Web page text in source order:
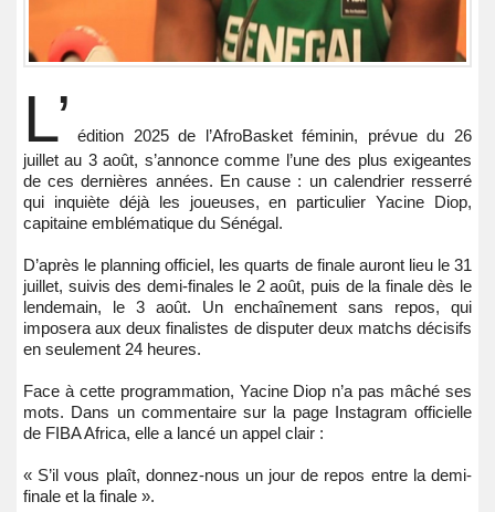
L’ édition 2025 de l’AfroBasket féminin, prévue du 26
juillet au 3 août, s’annonce comme l’une des plus exigeantes
de ces dernières années. En cause : un calendrier resserré
qui inquiète déjà les joueuses, en particulier Yacine Diop,
capitaine emblématique du Sénégal.
D’après le planning officiel, les quarts de finale auront lieu le 31
juillet, suivis des demi-finales le 2 août, puis de la finale dès le
lendemain, le 3 août. Un enchaînement sans repos, qui
imposera aux deux finalistes de disputer deux matchs décisifs
en seulement 24 heures.
Face à cette programmation, Yacine Diop n’a pas mâché ses
mots. Dans un commentaire sur la page Instagram officielle
de FIBA Africa, elle a lancé un appel clair :
« S’il vous plaît, donnez-nous un jour de repos entre la demi-
finale et la finale ».